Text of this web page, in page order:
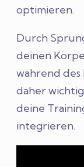
optimieren.
Durch
deinen
während des
daher
deine
integrieren.